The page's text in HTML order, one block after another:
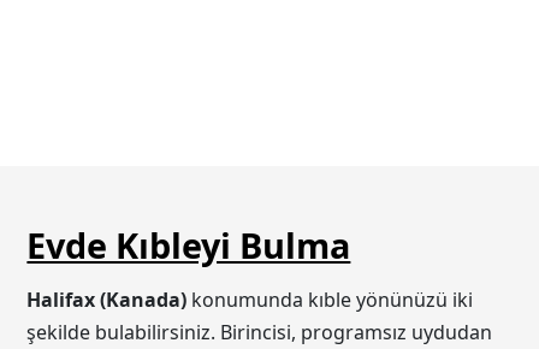
Evde Kıbleyi Bulma
Halifax (Kanada) konumunda kıble yönünüzü iki
şekilde bulabilirsiniz. Birincisi, programsız uydudan